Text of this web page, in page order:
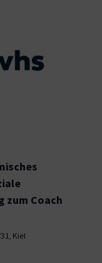
zum Coach
Kiel